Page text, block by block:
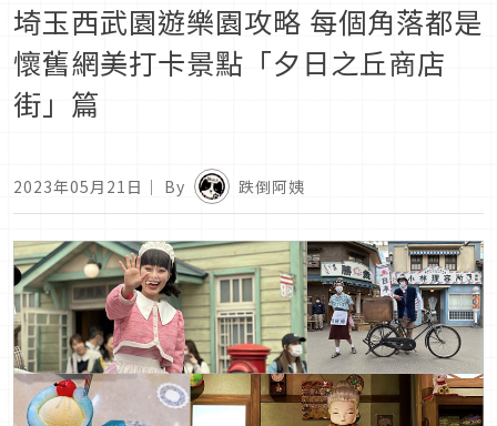
埼玉西武園遊樂園攻略 每個角落都是
懷舊網美打卡景點「夕日之丘商店
街」篇
2023年05月21日 ｜ By 跌倒阿姨